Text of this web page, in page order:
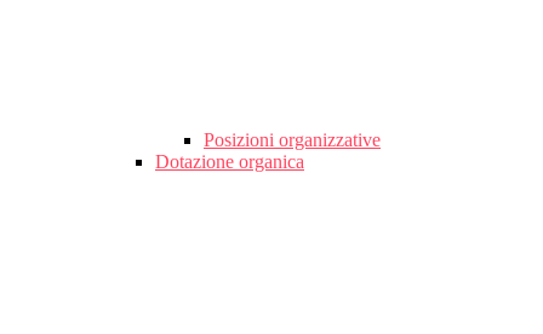
Posizioni organizzative
Dotazione organica